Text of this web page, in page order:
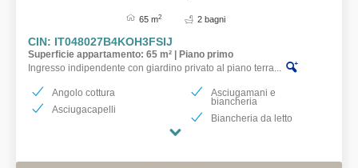
65 m2 2 bagni
CIN: IT048027B4KOH3FSIJ
Superficie appartamento: 65 m² | Piano primo
Ingresso indipendente con giardino privato al piano terra...
Angolo cottura
Asciugacapelli
Asciugamani e
biancheria
Biancheria da letto